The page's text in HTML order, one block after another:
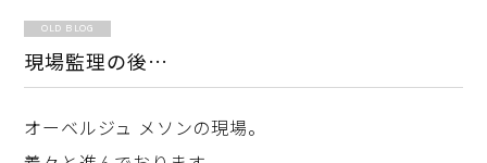
OLD BLOG
現場監理の後…
オーベルジュ メソンの現場。